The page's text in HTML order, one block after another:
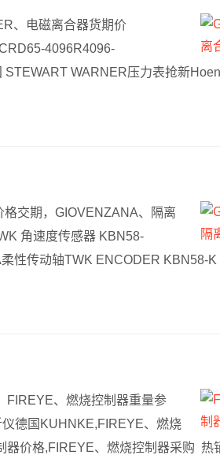
、电磁离合器货期价
4096R4096-
WARNER压力表抢新
交期，GIOVENZANA、隔离
角速度传感器 KBN58-
性传动轴TWK ENCODER KBN58-K
FIREYE、燃烧控制器重量参
德国KUHNKE,FIREYE、燃烧
价格,FIREYE、燃烧控制器采购 热